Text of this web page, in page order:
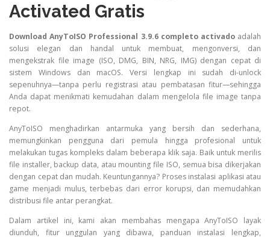
Activated Gratis
Download AnyToISO Professional 3.9.6 completo activadoadalah
solusi elegan dan handal untuk membuat, mengonversi, dan
mengekstrak file image (ISO, DMG, BIN, NRG, IMG) dengan cepat di
sistem Windows dan macOS. Versi lengkap ini sudah di-unlock
sepenuhnya—tanpa perlu registrasi atau pembatasan fitur—sehingga
Anda dapat menikmati kemudahan dalam mengelola file image tanpa
repot.
AnyToISO menghadirkan antarmuka yang bersih dan sederhana,
memungkinkan pengguna dari pemula hingga profesional untuk
melakukan tugas kompleks dalam beberapa klik saja. Baik untuk merilis
file installer, backup data, atau mounting file ISO, semua bisa dikerjakan
dengan cepat dan mudah. Keuntungannya? Proses instalasi aplikasi atau
game menjadi mulus, terbebas dari error korupsi, dan memudahkan
distribusi file antar perangkat.
Dalam artikel ini, kami akan membahas mengapa AnyToISO layak
diunduh, fitur unggulan yang dibawa, panduan instalasi lengkap,